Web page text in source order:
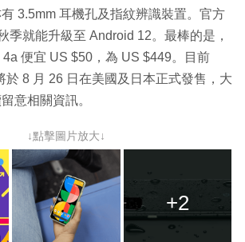
3.5mm 耳機孔及指紋辨識裝置。官方
季就能升級至 Android 12。最棒的是，
便宜 US $50，為 US $449。目前
於 8 月 26 日在美國及日本正式發售，大
意相關資訊。
↓點擊圖片放大↓
+2